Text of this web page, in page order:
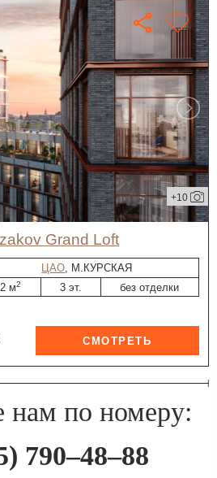
+10
Grand Loft
ЦАО, М.КУРСКАЯ
м2 3 эт. без отделки
нам по номеру:
790–48–88